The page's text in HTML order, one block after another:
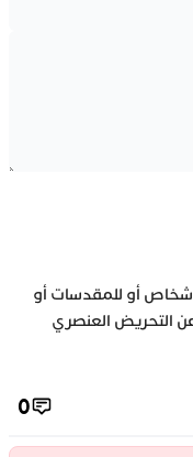
أو للمقدسات أو
عن التحريض العنصري
0